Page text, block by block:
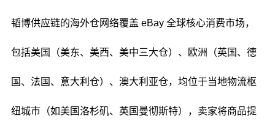
韬博供应链的海外仓网络覆盖 eBay 全球核心消费市场，
包括美国（美东、美西、美中三大仓）、欧洲（英国、德
国、法国、意大利仓）、澳大利亚仓，均位于当地物流枢
纽城市（如美国洛杉矶、英国曼彻斯特），卖家将商品提